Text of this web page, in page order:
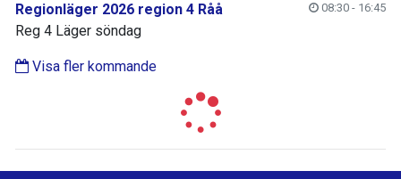
Regionläger 2026 region 4 Råå
08:30 - 16:45
Reg 4 Läger söndag
Visa fler kommande